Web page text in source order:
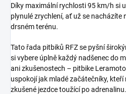
Díky maximální rychlosti 95 km/h si
plynulé zrychlení, ať už se nacházíte
drsném terénu.
Tato řada pitbiků RFZ se pyšní
si vybere úplně každý nadšenec do
ani zkušenostech – pitbike
uspokojí jak mladé začátečníky,
zkušené jezdce toužící po